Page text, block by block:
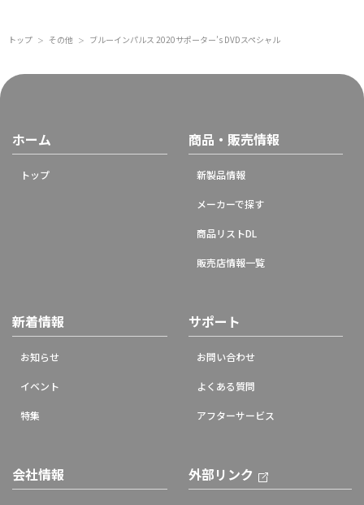
トップ ＞ その他 ＞ ブルーインパルス 2020サポーター’s DVDスペシャル
ホーム
トップ
商品・販売情報
新製品情報
メーカーで探す
商品リストDL
販売店情報一覧
新着情報
お知らせ
イベント
特集
サポート
お問い合わせ
よくある質問
アフターサービス
会社情報 外部リンク